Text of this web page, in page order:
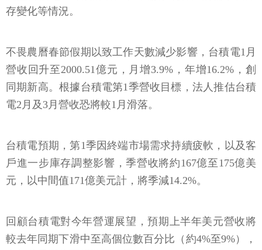
存變化等情況。
不畏農曆春節假期以致工作天數減少影響，台積電1月
營收回升至2000.51億元，月增3.9%，年增16.2%，創
同期新高。根據台積電第1季營收目標，法人推估台積
電2月及3月營收恐將較1月滑落。
台積電預期，第1季因終端市場需求持續疲軟，以及客
戶進一步庫存調整影響，季營收將約167億至175億美
元，以中間值171億美元計，將季減14.2%。
回顧台積電對今年營運展望，預期上半年美元營收將
較去年同期下滑中至高個位數百分比（約4%至9%），